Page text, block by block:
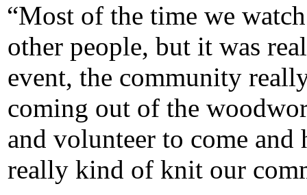
“Most of the time we
other people, but it was
event, the community
coming out of the
and volunteer to come
really kind of knit our